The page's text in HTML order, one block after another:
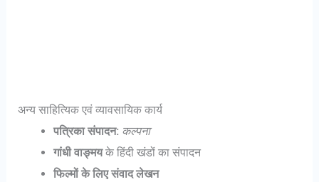
अन्य साहित्यिक एवं व्यावसायिक कार्य
पत्रिका संपादन: कल्पना
गांधी वाङ्मयके हिंदी खंडों का संपादन
फिल्मों के लिए संवाद लेखन